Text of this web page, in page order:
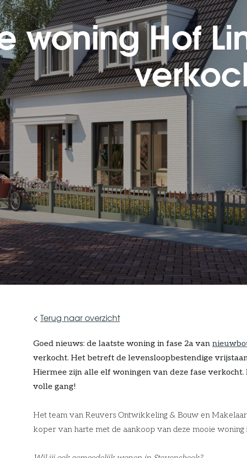
woning Hof
< Terug naar overzicht
Goed nieuws: de laatste woning in fase 2a van
verkocht. Het betreft de levensloopbestendige
Hiermee zijn alle elf woningen van deze fase
volle gang!
Het team van Reuvers Ontwikkeling & Bouw en
koper van harte met de aankoop van deze mooie woning